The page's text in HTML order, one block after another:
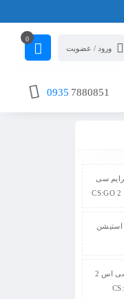
ورود / عضویت
0
7880851
0935
سی
خرید پرایم سی اس 2